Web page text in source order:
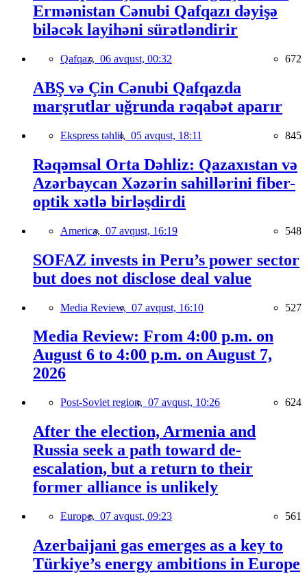
Ermənistan Cənubi Qafqazı dəyişə
biləcək layihəni sürətləndirir
Qafqaz, 06 avqust, 00:32 672
ABŞ və Çin Cənubi Qafqazda
marşrutlar uğrunda rəqabət aparır
Ekspress təhlil, 05 avqust, 18:11 845
Rəqəmsal Orta Dəhliz: Qazaxıstan və
Azərbaycan Xəzərin sahillərini fiber-
optik xətlə birləşdirdi
America, 07 avqust, 16:19 548
SOFAZ invests in Peru’s power sector
but does not disclose deal value
Media Review, 07 avqust, 16:10 527
Media Review: From 4:00 p.m. on
August 6 to 4:00 p.m. on August 7,
2026
Post-Soviet region, 07 avqust, 10:26 624
After the election, Armenia and
Russia seek a path toward de-
escalation, but a return to their
former alliance is unlikely
Europe, 07 avqust, 09:23 561
Azerbaijani gas emerges as a key to
Türkiye’s energy ambitions in Europe